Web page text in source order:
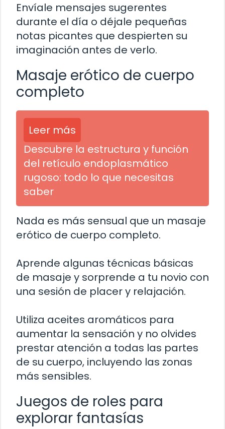
Envíale mensajes sugerentes
durante el día o déjale pequeñas
notas picantes que despierten su
imaginación antes de verlo.
Masaje erótico de cuerpo
completo
Leer más
Descubre la estructura y función
del retículo endoplasmático
rugoso: todo lo que necesitas
saber
Nada es más sensual que un masaje
erótico de cuerpo completo.
Aprende algunas técnicas básicas
de masaje y sorprende a tu novio con
una sesión de placer y relajación.
Utiliza aceites aromáticos para
aumentar la sensación y no olvides
prestar atención a todas las partes
de su cuerpo, incluyendo las zonas
más sensibles.
Juegos de roles para
explorar fantasías